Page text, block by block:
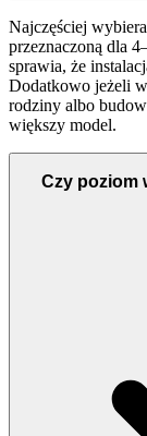
Najczęściej
przeznaczoną dla
sprawia, że
Dodatkowo jeżeli
rodziny albo
większy model.
Czy poziom